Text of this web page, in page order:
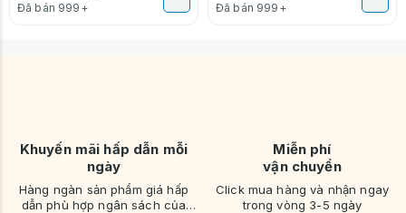
Đã bán 999+ Đã bán 999+
Khuyến mãi hấp dẫn mỗi
ngày
Hàng ngàn sản phẩm giá hấp
dẫn phù hợp ngân sách của
Miễn phí
vận chuyển
Click mua hàng và nhận ngay
trong vòng 3-5 ngày